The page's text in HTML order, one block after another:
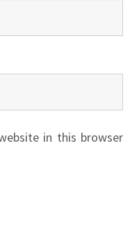
in this browser